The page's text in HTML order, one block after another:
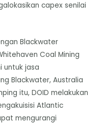
capex senilai
Blackwater
Coal Mining
untuk jasa
Blackwater, Australia
itu, DOID melakukan
Atlantic
mengurangi